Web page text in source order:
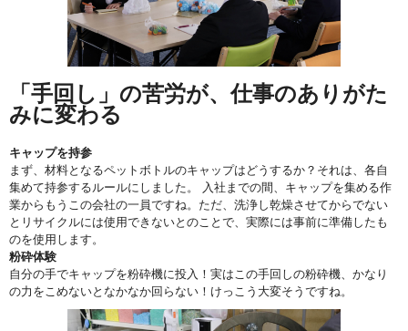
「手回し」の苦労が、仕事のありがた
みに変わる
キャップを持参
まず、材料となるペットボトルのキャップはどうするか？それは、各自
集めて持参するルールにしました。 入社までの間、キャップを集める作
業からもうこの会社の一員ですね。ただ、洗浄し乾燥させてからでない
とリサイクルには使用できないとのことで、実際には事前に準備したも
のを使用します。
粉砕体験
自分の手でキャップを粉砕機に投入！実はこの手回しの粉砕機、かなり
の力をこめないとなかなか回らない！けっこう大変そうですね。